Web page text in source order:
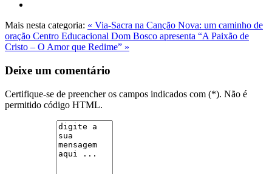
Mais nesta categoria: « Via-Sacra na Canção Nova: um caminho de
oração Centro Educacional Dom Bosco apresenta “A Paixão de
Cristo – O Amor que Redime” »
Deixe um comentário
Certifique-se de preencher os campos indicados com (*). Não é
permitido código HTML.